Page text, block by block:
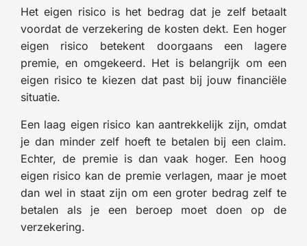
Het eigen risico is het bedrag dat je zelf betaalt
voordat de verzekering de kosten dekt. Een hoger
eigen risico betekent doorgaans een lagere
premie, en omgekeerd. Het is belangrijk om een
eigen risico te kiezen dat past bij jouw financiële
situatie.
Een laag eigen risico kan aantrekkelijk zijn, omdat
je dan minder zelf hoeft te betalen bij een claim.
Echter, de premie is dan vaak hoger. Een hoog
eigen risico kan de premie verlagen, maar je moet
dan wel in staat zijn om een groter bedrag zelf te
betalen als je een beroep moet doen op de
verzekering.